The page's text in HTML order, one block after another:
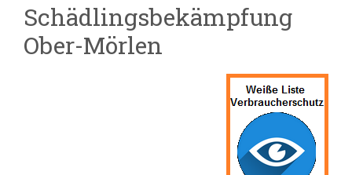
Schädlingsbekämpfung
Ober-Mörlen